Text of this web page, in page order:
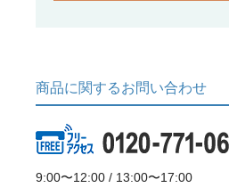
商品に関するお問い合わせ
9:00〜12:00 / 13:00〜17:00